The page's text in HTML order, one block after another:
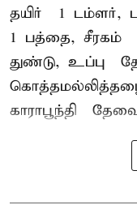
தயிர் – 1 டம்ளர்,
1 பத்தை, சீரகம் –
துண்டு, உப்பு –
காராபூந்தி –